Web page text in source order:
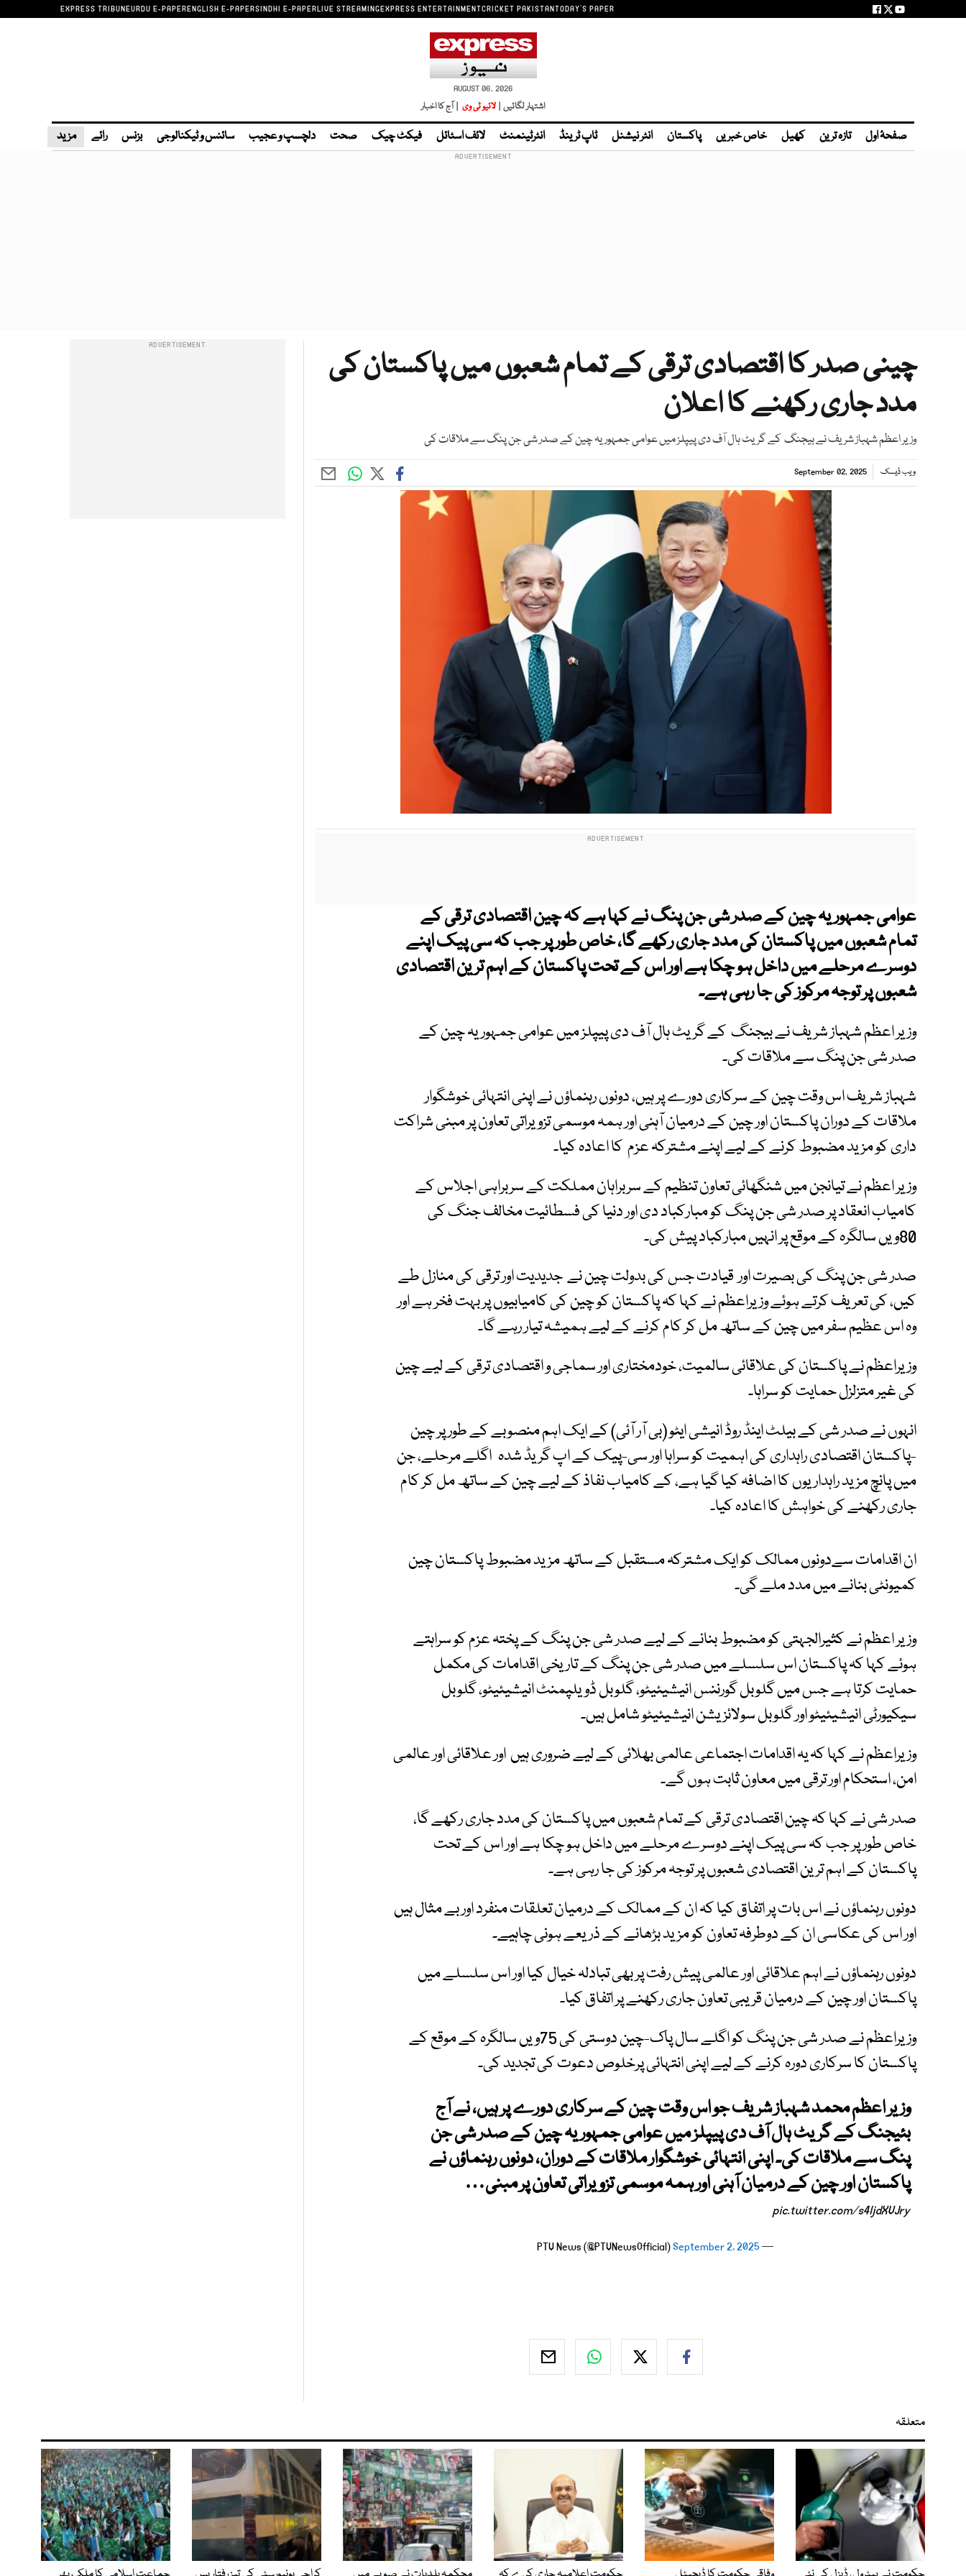
EXPRESS TRIBUNEURDU E-PAPERENGLISH E-PAPERSINDHI E-PAPERLIVE STREAMINGEXPRESS ENTERTAINMENTCRICKET PAKISTANTODAY'S PAPER
AUGUST 06, 2026
اشتہار لگائیں | لائیو ٹی وی | آج کا اخبار
صفحۂ اول تازہ ترین کھیل خاص خبریں پاکستان انٹر نیشنل ٹاپ ٹرینڈ انٹرٹینمنٹ لائف اسٹائل فیکٹ چیک صحت دلچسپ و عجیب سائنس و ٹیکنالوجی بزنس رائے مزید
چینی صدر کا اقتصادی ترقی کے تمام شعبوں میں پاکستان کی
مدد جاری رکھنے کا اعلان
وزیر اعظم شہباز شریف نے بیجنگ کے گریٹ ہال آف دی پیپلز میں عوامی جمہوریہ چین کے صدر شی جن پنگ سے ملاقات کی
ویب ڈیسک September 02, 2025
عوامی جمہوریہ چین کے صدر شی جن پنگ نے کہا ہے کہ چین اقتصادی ترقی کے
تمام شعبوں میں پاکستان کی مدد جاری رکھے گا، خاص طور پر جب کہ سی پیک اپنے
دوسرے مرحلے میں داخل ہو چکا ہے اور اس کے تحت پاکستان کے اہم ترین اقتصادی
شعبوں پر توجہ مرکوز کی جا رہی ہے۔
وزیر اعظم شہباز شریف نے بیجنگ کے گریٹ ہال آف دی پیپلز میں عوامی جمہوریہ چین کے
صدر شی جن پنگ سے ملاقات کی۔
شہباز شریف اس وقت چین کے سرکاری دورے پر ہیں، دونوں رہنماؤں نے اپنی انتہائی خوشگوار
ملاقات کے دوران پاکستان اور چین کے درمیان آہنی اور ہمہ موسمی تزویراتی تعاون پر مبنی شراکت
داری کو مزید مضبوط کرنے کے لیے اپنے مشترکہ عزم کا اعادہ کیا۔
وزیر اعظم نے تیانجن میں شنگھائی تعاون تنظیم کے سربراہان مملکت کے سربراہی اجلاس کے
کامیاب انعقاد پر صدر شی جن پنگ کو مبارکباد دی اور دنیا کی فسطائیت مخالف جنگ کی
80ویں سالگرہ کے موقع پر انہیں مبارکباد پیش کی۔
صدر شی جن پنگ کی بصیرت اور قیادت جس کی بدولت چین نے جدیدیت اور ترقی کی منازل طے
کیں، کی تعریف کرتے ہوئے وزیراعظم نے کہا کہ پاکستان کو چین کی کامیابیوں پر بہت فخر ہے اور
وہ اس عظیم سفر میں چین کے ساتھ مل کر کام کرنے کے لیے ہمیشہ تیار رہے گا۔
وزیراعظم نے پاکستان کی علاقائی سالمیت، خودمختاری اور سماجی و اقتصادی ترقی کے لیے چین
کی غیر متزلزل حمایت کو سراہا۔
انہوں نے صدر شی کے بیلٹ اینڈ روڈ انیشی ایٹو (بی آر آئی) کے ایک اہم منصوبے کے طور پر چین
-پاکستان اقتصادی راہداری کی اہمیت کو سراہا اور سی-پیک کے اپ گریڈ شدہ اگلے مرحلے، جن
میں پانچ مزید راہداریوں کا اضافہ کیا گیا ہے، کے کامیاب نفاذ کے لیے چین کے ساتھ مل کر کام
جاری رکھنے کی خواہش کا اعادہ کیا۔
ان اقدامات سےدونوں ممالک کو ایک مشترکہ مستقبل کے ساتھ مزید مضبوط پاکستان چین
کمیونٹی بنانے میں مدد ملے گی۔
وزیر اعظم نے کثیرالجہتی کو مضبوط بنانے کے لیے صدر شی جن پنگ کے پختہ عزم کو سراہتے
ہوئے کہا کہ پاکستان اس سلسلے میں صدر شی جن پنگ کے تاریخی اقدامات کی مکمل
حمایت کرتا ہے جس میں گلوبل گورننس انیشیئیٹو، گلوبل ڈویلپمنٹ انیشیئیٹو، گلوبل
سیکیورٹی انیشیئیٹو اور گلوبل سولائزیشن انیشیئیٹو شامل ہیں۔
وزیراعظم نے کہا کہ یہ اقدامات اجتماعی عالمی بھلائی کے لیے ضروری ہیں اور علاقائی اور عالمی
امن، استحکام اور ترقی میں معاون ثابت ہوں گے۔
صدر شی نے کہا کہ چین اقتصادی ترقی کے تمام شعبوں میں پاکستان کی مدد جاری رکھے گا،
خاص طور پر جب کہ سی پیک اپنے دوسرے مرحلے میں داخل ہو چکا ہے اور اس کے تحت
پاکستان کے اہم ترین اقتصادی شعبوں پر توجہ مرکوز کی جا رہی ہے۔
دونوں رہنماؤں نے اس بات پر اتفاق کیا کہ ان کے ممالک کے درمیان تعلقات منفرد اور بے مثال ہیں
اور اس کی عکاسی ان کے دوطرفہ تعاون کو مزید بڑھانے کے ذریعے ہونی چاہیے۔
دونوں رہنماؤں نے اہم علاقائی اور عالمی پیش رفت پر بھی تبادلہ خیال کیا اور اس سلسلے میں
پاکستان اور چین کے درمیان قریبی تعاون جاری رکھنے پر اتفاق کیا۔
وزیراعظم نے صدر شی جن پنگ کو اگلے سال پاک-چین دوستی کی 75ویں سالگرہ کے موقع کے
پاکستان کا سرکاری دورہ کرنے کے لیے اپنی انتہائی پرخلوص دعوت کی تجدید کی۔
وزیر اعظم محمد شہباز شریف جو اس وقت چین کے سرکاری دورے پر ہیں، نے آج
بئیجنگ کے گریٹ ہال آف دی پیپلز میں عوامی جمہوریہ چین کے صدر شی جن
پنگ سے ملاقات کی۔ اپنی انتہائی خوشگوار ملاقات کے دوران، دونوں رہنماؤں نے
پاکستان اور چین کے درمیان آہنی اور ہمہ موسمی تزویراتی تعاون پر مبنی…
pic.twitter.com/s4ljdXVJry
— PTV News (@PTVNewsOfficial)
September 2, 2025
متعلقہ